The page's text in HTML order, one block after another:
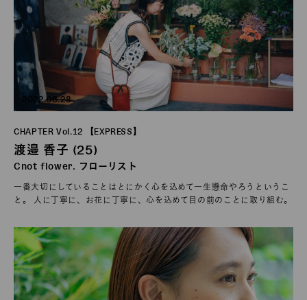
2022.08.28
CHAPTER Vol.12 【EXPRESS】
渡邉 香子 (25)
Cnot flower. フローリスト
一番大切にしていることはとにかく心を込めて一生懸命やろうというこ
と。 人に丁寧に、お花に丁寧に、心を込めて目の前のことに取り組む。